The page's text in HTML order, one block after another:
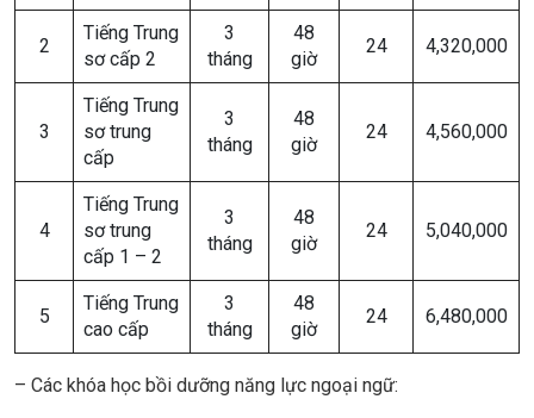
2
Tiếng Trung
sơ cấp 2
3
tháng
48
giờ
24 4,320,000
3
Tiếng Trung
sơ trung
cấp
3
tháng
48
giờ
24 4,560,000
4
Tiếng Trung
sơ trung
cấp 1 – 2
3
tháng
48
giờ
24 5,040,000
5
Tiếng Trung
cao cấp
3
tháng
48
giờ
24 6,480,000
– Các khóa học bồi dưỡng năng lực ngoại ngữ: